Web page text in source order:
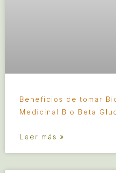
Beneficios de tomar
Medicinal Bio Beta
Leer más »